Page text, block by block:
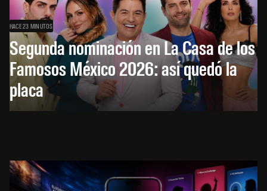
HACE 23 MINUTOS
Segunda nominación en La Casa de los
Famosos México 2026: así quedó la
placa